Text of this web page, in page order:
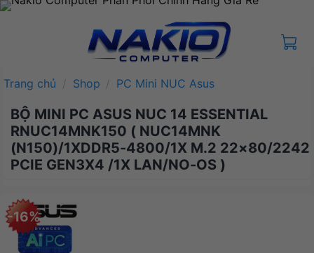
Bỏ
Trang chủ / Shop / PC Mini NUC Asus
BỘ MINI PC ASUS NUC 14 ESSENTIAL
RNUC14MNK150 ( NUC14MNK
(N150)/1XDDR5-4800/1X M.2 22×80/2242
PCIE GEN3X4 /1X LAN/NO-OS )
-16%